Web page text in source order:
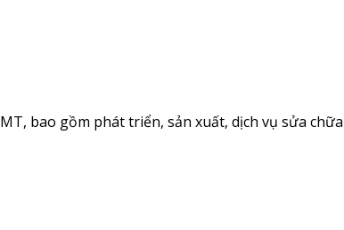
bao gồm phát triển, sản xuất, dịch vụ sửa